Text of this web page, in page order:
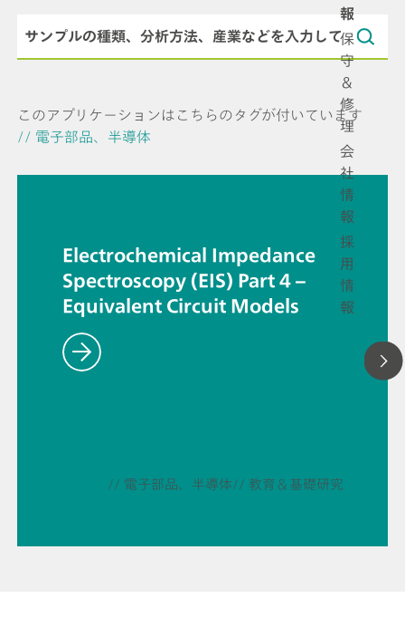
報
保
守
＆
修
理
会
社
情
報
採
用
情
報
このアプリケーションはこちらのタグが付いています
// 電子部品、半導体
Electrochemical Impedance
Spectroscopy (EIS) Part 4 –
Equivalent Circuit Models
// 電子部品、半導体 // 教育＆基礎研究